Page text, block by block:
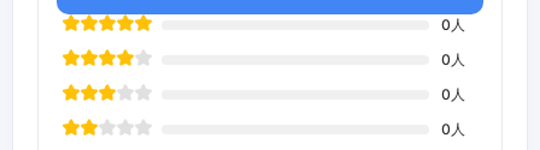
0 人
0 人
0 人
0 人